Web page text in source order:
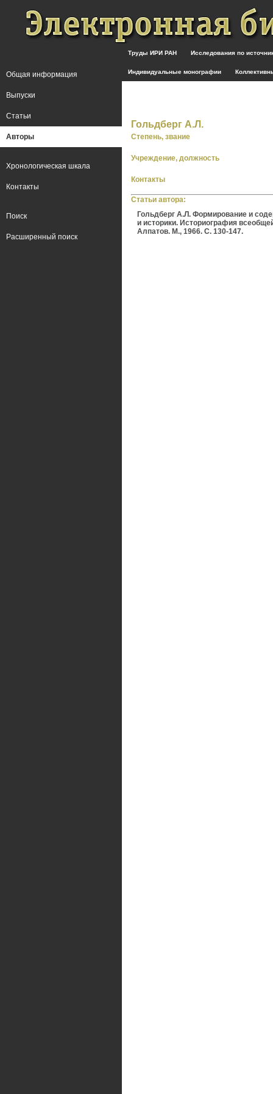
Труды ИРИ РАН Исследования по
Индивидуальные монографии
Гольдберг А.Л.
Степень, звание
Учреждение, должность
Контакты
Статьи автора:
Гольдберг А.Л. Формирование и
и историки. Историография
Алпатов. М., 1966. С. 130-147.
Общая информация
Выпуски
Статьи
Авторы
Хронологическая шкала
Контакты
Поиск
Расширенный поиск